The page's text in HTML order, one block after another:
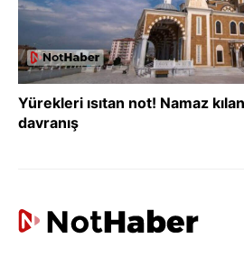
Yürekleri ısıtan not! Namaz
davranış